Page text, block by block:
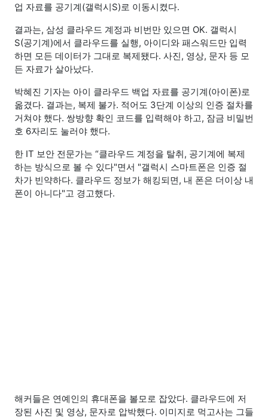
업 자료를 공기계(갤럭시S)로 이동시켰다.
결과는, 삼성 클라우드 계정과 비번만 있으면 OK. 갤럭시
S(공기계)에서 클라우드를 실행, 아이디와 패스워드만 입력
하면 모든 데이터가 그대로 복제됐다. 사진, 영상, 문자 등 모
든 자료가 살아났다.
박혜진 기자는 아이 클라우드 백업 자료를 공기계(아이폰)로
옮겼다. 결과는, 복제 불가. 적어도 3단계 이상의 인증 절차를
거쳐야 했다. 쌍방향 확인 코드를 입력해야 하고, 잠금 비밀번
호 6자리도 눌러야 했다.
한 IT 보안 전문가는 “클라우드 계정을 탈취, 공기계에 복제
하는 방식으로 볼 수 있다"면서 "갤럭시 스마트폰은 인증 절
차가 빈약하다. 클라우드 정보가 해킹되면, 내 폰은 더이상 내
폰이 아니다"고 경고했다.
해커들은 연예인의 휴대폰을 볼모로 잡았다. 클라우드에 저
장된 사진 및 영상, 문자로 압박했다. 이미지로 먹고사는 그들